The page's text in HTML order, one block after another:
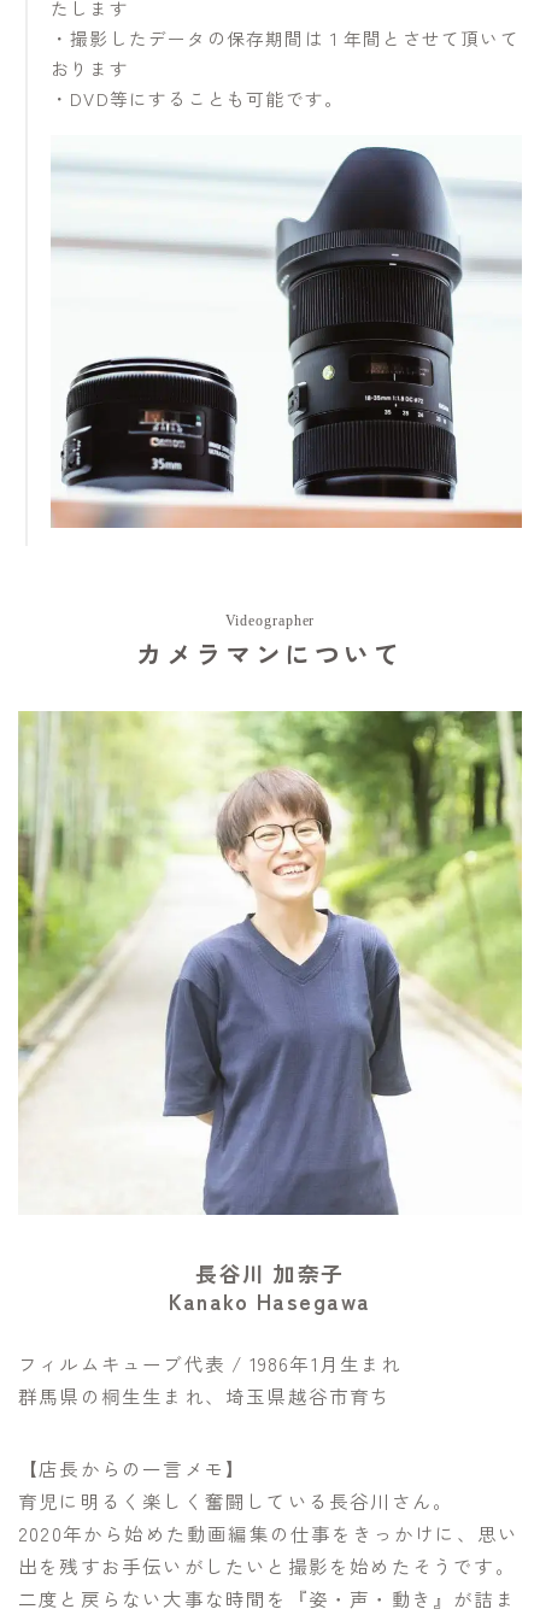
たします
・撮影したデータの保存期間は１年間とさせて頂いて
おります
・DVD等にすることも可能です。
Videographer
カメラマンについて
長谷川 加奈子
Kanako Hasegawa
フィルムキューブ代表 / 1986年1月生まれ
群馬県の桐生生まれ、埼玉県越谷市育ち
【店長からの一言メモ】
育児に明るく楽しく奮闘している長谷川さん。​
2020年から始めた動画編集の仕事をきっかけに、思い
出を残すお手伝いがしたいと撮影を始めたそうです。
二度と戻らない大事な時間を『姿・声・動き』が詰ま